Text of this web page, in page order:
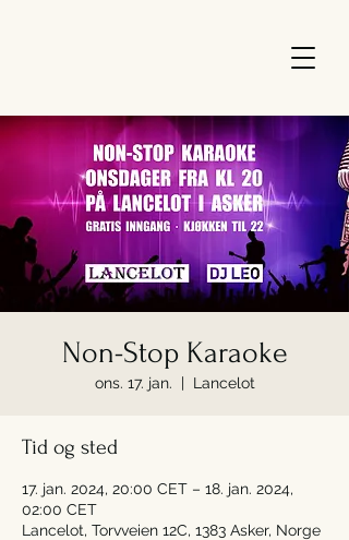
Non-Stop Karaoke
ons. 17. jan.
  |
Lancelot
Tid og sted
17. jan. 2024, 20:00 CET – 18. jan. 2024,
02:00 CET
Lancelot, Torvveien 12C, 1383 Asker, Norge